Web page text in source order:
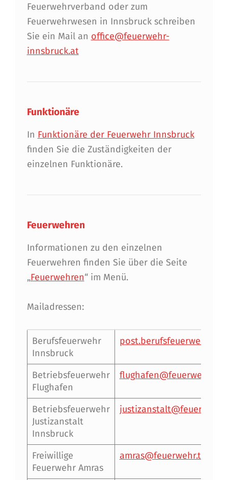
Feuerwehrverband oder zum
Feuerwehrwesen in Innsbruck schreiben
Sie ein Mail an office@feuerwehr-
innsbruck.at
Funktionäre
In Funktionäre der Feuerwehr Innsbruck
finden Sie die Zuständigkeiten der
einzelnen Funktionäre.
Feuerwehren
Informationen zu den einzelnen
Feuerwehren finden Sie über die Seite
„Feuerwehren“ im Menü.
Mailadressen:
Berufsfeuerwehr
Innsbruck
p
Betriebsfeuerwehr
Flughafen
Betriebsfeuerwehr
Justizanstalt
Innsbruck
Freiwillige
Feuerwehr Amras
amras@feuerwehr.tirol